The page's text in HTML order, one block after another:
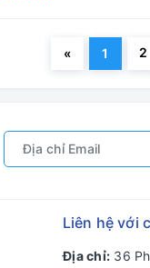
« 1 2
Liên hệ với
Địa chỉ: 36